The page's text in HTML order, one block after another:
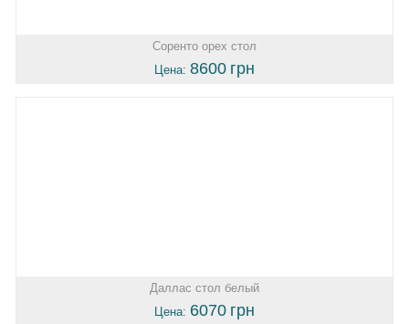
Соренто орех стол
Цена: 8600 грн
Даллас стол белый
Цена: 6070 грн